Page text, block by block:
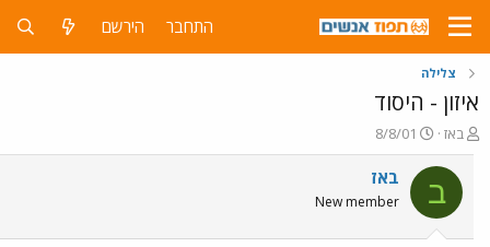
התחבר הירשם
צלילה
איזון - היסוד
פ
ו
ת
ח
ה
באז
פ
ו
ר
ס
ם
8/8/01
ב באז
New member